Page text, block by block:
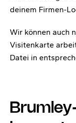
deinem Firmen-
Wir können auch
Visitenkarte
Datei in